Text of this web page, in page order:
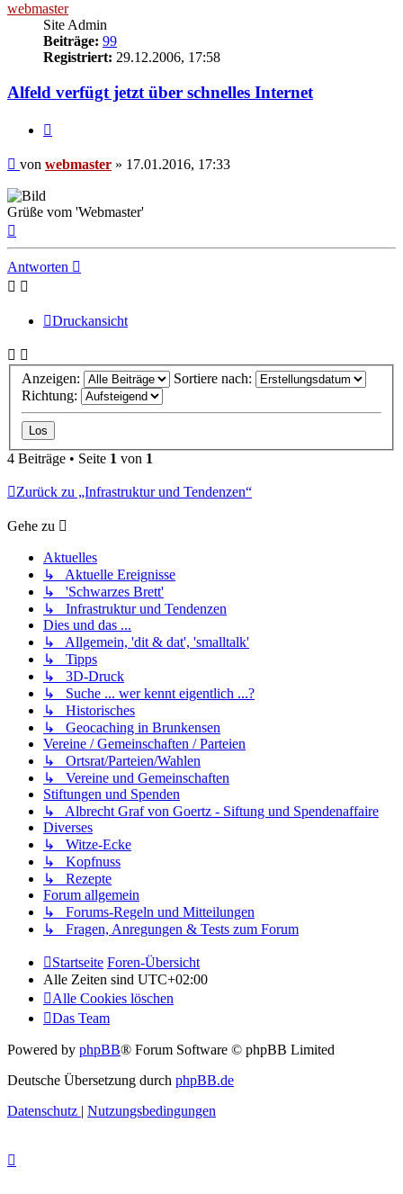
webmaster
Site Admin
Beiträge: 99
Registriert: 29.12.2006, 17:58
Alfeld verfügt jetzt über schnelles Internet
Beitrag
von webmaster » 17.01.2016, 17:33
Grüße vom 'Webmaster'
Antworten
Druckansicht
Anzeigen:
Sortiere nach:
Richtung:
4 Beiträge • Seite 1 von 1
Zurück zu „Infrastruktur und Tendenzen“
Gehe zu
Aktuelles
↳ Aktuelle Ereignisse
↳ 'Schwarzes Brett'
↳ Infrastruktur und Tendenzen
Dies und das ...
↳ Allgemein, 'dit & dat', 'smalltalk'
↳ Tipps
↳ 3D-Druck
↳ Suche ... wer kennt eigentlich ...?
↳ Historisches
↳ Geocaching in Brunkensen
Vereine / Gemeinschaften / Parteien
↳ Ortsrat/Parteien/Wahlen
↳ Vereine und Gemeinschaften
Stiftungen und Spenden
↳ Albrecht Graf von Goertz - Siftung und Spendenaffaire
Diverses
↳ Witze-Ecke
↳ Kopfnuss
↳ Rezepte
Forum allgemein
↳ Forums-Regeln und Mitteilungen
↳ Fragen, Anregungen & Tests zum Forum
Startseite Foren-Übersicht
Alle Zeiten sind UTC+02:00
Alle Cookies löschen
Das Team
Powered by phpBB® Forum Software © phpBB Limited
Deutsche Übersetzung durch phpBB.de
Datenschutz | Nutzungsbedingungen